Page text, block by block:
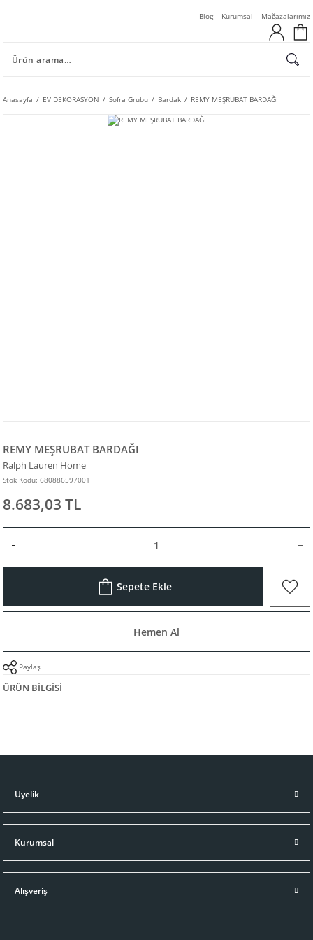
Blog Kurumsal Mağazalarımız
Anasayfa EV DEKORASYON Sofra Grubu Bardak REMY MEŞRUBAT BARDAĞI
REMY MEŞRUBAT BARDAĞI
Ralph Lauren Home
Stok Kodu: 680886597001
8.683,03 TL
Sepete Ekle
Hemen Al
Paylaş
ÜRÜN BILGISI
Üyelik
Kurumsal
Alışveriş